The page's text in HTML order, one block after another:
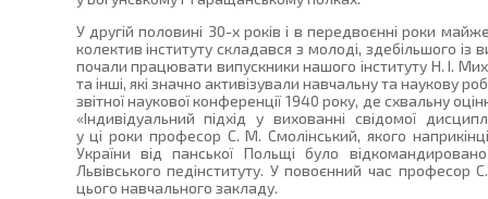
У другій половині 30-х років і в передвоєнні роки
колектив інституту складався з молоді, здебільшого із
почали працювати випускники нашого інституту Н. І.
та інші, які значно активізували навчальну та наукову
звітної наукової конференції 1940 року, де схвальну
«Індивідуальний підхід у вихованні свідомої
у ці роки професор С. М. Смолінський, якого
України від панської Польщі було
Львівського педінституту. У повоєнний час
цього навчального закладу.